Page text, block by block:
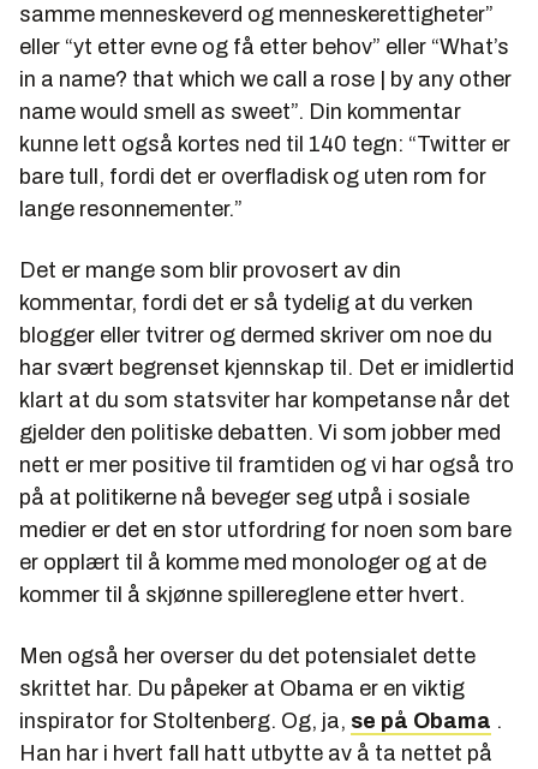
samme menneskeverd og menneskerettigheter”
eller “yt etter evne og få etter behov” eller “What’s
in a name? that which we call a rose | by any other
name would smell as sweet”. Din kommentar
kunne lett også kortes ned til 140 tegn: “Twitter er
bare tull, fordi det er overfladisk og uten rom for
lange resonnementer.”
Det er mange som blir provosert av din
kommentar, fordi det er så tydelig at du verken
blogger eller tvitrer og dermed skriver om noe du
har svært begrenset kjennskap til. Det er imidlertid
klart at du som statsviter har kompetanse når det
gjelder den politiske debatten. Vi som jobber med
nett er mer positive til framtiden og vi har også tro
på at politikerne nå beveger seg utpå i sosiale
medier er det en stor utfordring for noen som bare
er opplært til å komme med monologer og at de
kommer til å skjønne spillereglene etter hvert.
Men også her overser du det potensialet dette
skrittet har. Du påpeker at Obama er en viktig
inspirator for Stoltenberg. Og, ja, se på Obama .
Han har i hvert fall hatt utbytte av å ta nettet på